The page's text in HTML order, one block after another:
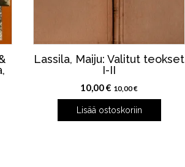
Lassila, Maiju: Valitut teokset
I-II
10,00€ 10,00€
Lisää ostoskoriin